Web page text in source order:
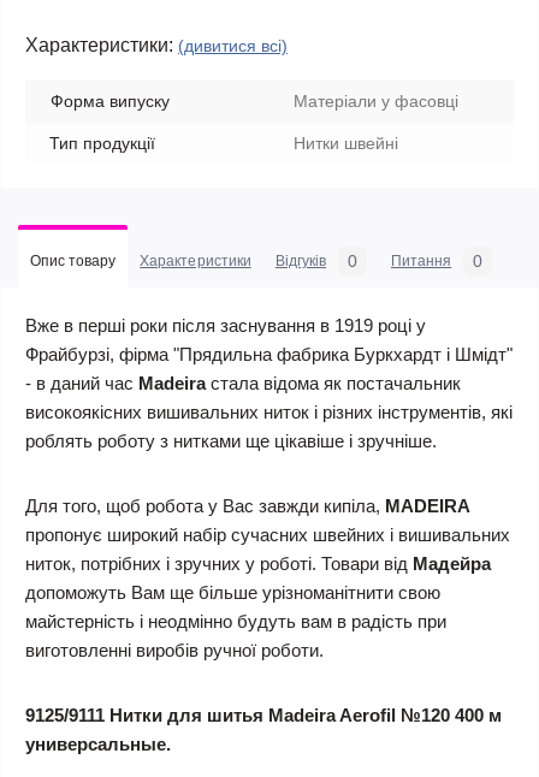
Характеристики: (дивитися всі)
Форма випуску Матеріали у фасовці
Тип продукції Нитки швейні
Опис товару Характеристики Відгуків 0 Питання 0
Вже в перші роки після заснування в 1919 році у
Фрайбурзі, фірма "Прядильна фабрика Буркхардт і Шмідт"
- в даний час Madeiraстала відома як постачальник
високоякісних вишивальних ниток і різних інструментів, які
роблять роботу з нитками ще цікавіше і зручніше.
Для того, щоб робота у Вас завжди кипіла, MADEIRA
пропонує широкий набір сучасних швейних і вишивальних
ниток, потрібних і зручних у роботі. Товари від Мадейра
допоможуть Вам ще більше урізноманітнити свою
майстерність і неодмінно будуть вам в радість при
виготовленні виробів ручної роботи.
9125/9111 Нитки для шитья Madeira Aerofil №120 400 м
универсальные.